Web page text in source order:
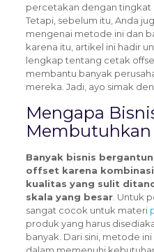
percetakan dengan tingkat
Tetapi, sebelum itu, Anda
mengenai metode ini dan
karena itu, artikel ini hadir
lengkap tentang cetak
membantu banyak
mereka. Jadi, ayo simak
Mengapa
Membutuhkan
Banyak bisnis
offset karena
kualitas yang sulit
skala yang besar. Untuk
sangat cocok untuk materi
produk yang harus
banyak. Dari sini, metode
dalam memenuhi